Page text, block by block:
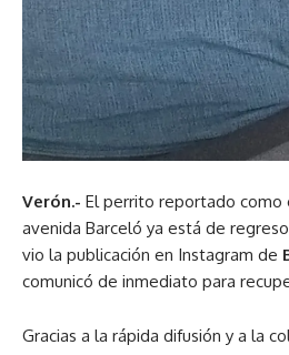
Verón.- El perrito reportado como
avenida Barceló ya está de
vio la publicación en Instagram de
comunicó de inmediato para
Gracias a la rápida difusión y a la